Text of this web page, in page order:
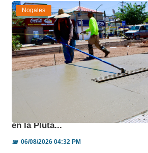
Nogales
Avanza 45 % obra de reparación
en la Pluta...
📅06/08/2026 04:32 PM